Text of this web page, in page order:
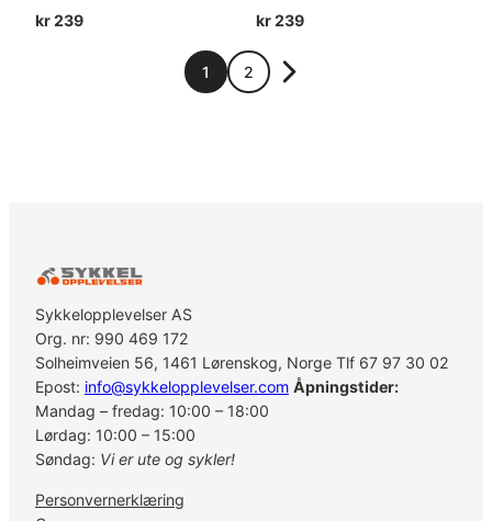
kr239 kr239
1 2
Sykkelopplevelser AS
Org. nr: 990 469 172
Solheimveien 56, 1461 Lørenskog, Norge Tlf 67 97 30 02
Epost: info@sykkelopplevelser.com Åpningstider:
Mandag – fredag: 10:00 – 18:00
Lørdag: 10:00 – 15:00
Søndag: Vi er ute og sykler!
Personvernerklæring